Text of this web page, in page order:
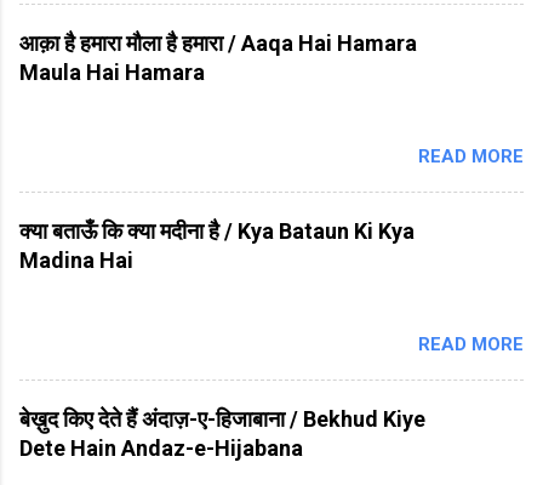
आक़ा है हमारा मौला है हमारा / Aaqa Hai Hamara
Maula Hai Hamara
READ MORE
क्या बताऊँ कि क्या मदीना है / Kya Bataun Ki Kya
Madina Hai
READ MORE
बेख़ुद किए देते हैं अंदाज़-ए-हिजाबाना / Bekhud Kiye
Dete Hain Andaz-e-Hijabana